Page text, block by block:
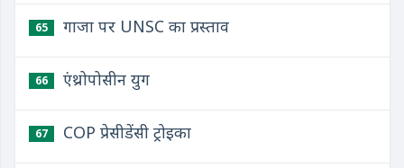
65 गाजा पर UNSC का प्रस्ताव
66 एंथ्रोपोसीन युग
67 COP प्रेसीडेंसी ट्रोइका